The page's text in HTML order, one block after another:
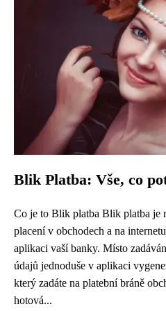
Blik Platba: Vše, co
Co je to Blik platba Blik platba je
placení v obchodech a na
aplikaci vaší banky. Místo
údajů jednoduše v aplikaci
který zadáte na platební bráně
hotová...